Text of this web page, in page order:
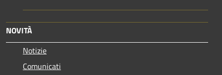
NOVITÀ
Notizie
Comunicati